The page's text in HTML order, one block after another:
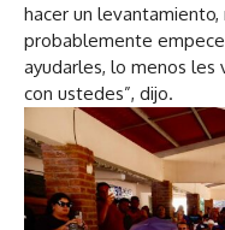
hacer un
probablemente
ayudarles, lo menos les
con ustedes”, dijo.